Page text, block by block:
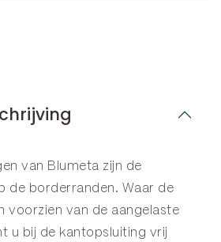
van Blumeta zijn de
de borderranden . Waar de
voorzien van de aangelaste
u bij de kantopsluiting vrij